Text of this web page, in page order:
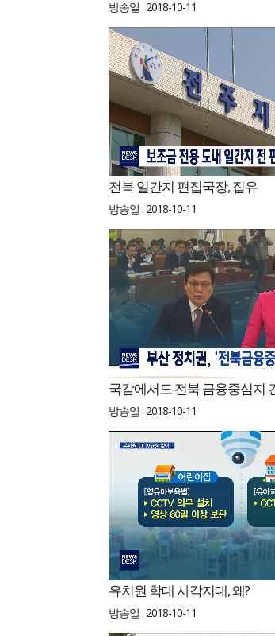
방송일 : 2018-10-11
전북 일간지 편집국장, 집유
방송일 : 2018-10-11
국감에서도 전북 금융중심지
방송일 : 2018-10-11
유치원 학대 사각지대, 왜?
방송일 : 2018-10-11